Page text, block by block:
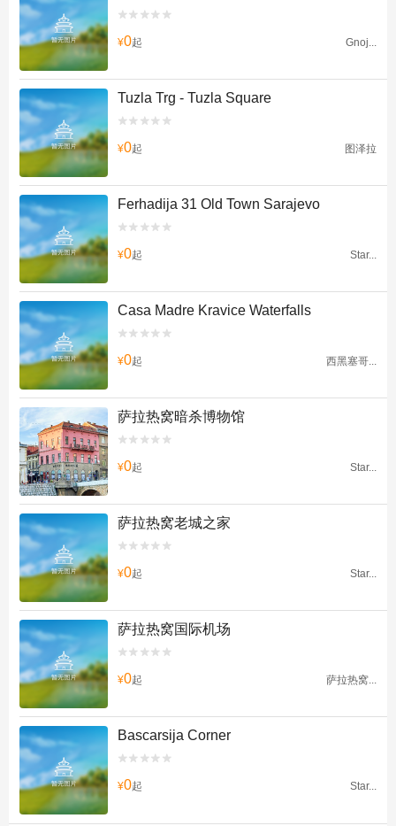


¥0起 Gnoj...
Tuzla Trg - Tuzla Square


¥0起 图泽拉
Ferhadija 31 Old Town Sarajevo


¥0起 Star...
Casa Madre Kravice Waterfalls


¥0起 西黑塞哥...
萨拉热窝暗杀博物馆


¥0起 Star...
萨拉热窝老城之家


¥0起 Star...
萨拉热窝国际机场


¥0起 萨拉热窝...
Bascarsija Corner


¥0起 Star...